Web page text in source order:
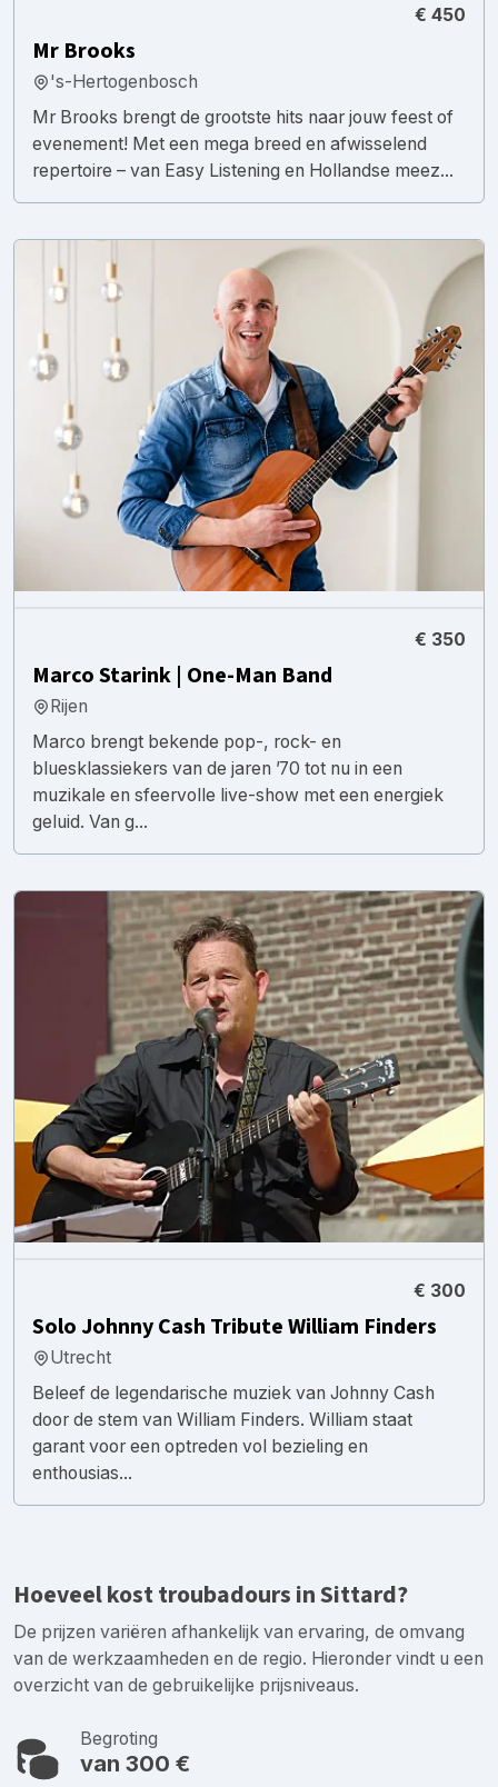
€ 450
Mr Brooks
's-Hertogenbosch
Mr Brooks brengt de grootste hits naar jouw feest of
evenement! Met een mega breed en afwisselend
repertoire – van Easy Listening en Hollandse meez...
€ 350
Marco Starink | One-Man Band
Rijen
Marco brengt bekende pop-, rock- en
bluesklassiekers van de jaren ’70 tot nu in een
muzikale en sfeervolle live-show met een energiek
geluid. Van g...
€ 300
Solo Johnny Cash Tribute William Finders
Utrecht
Beleef de legendarische muziek van Johnny Cash
door de stem van William Finders. William staat
garant voor een optreden vol bezieling en
enthousias...
Hoeveel kost troubadours in Sittard?
De prijzen variëren afhankelijk van ervaring, de omvang
van de werkzaamheden en de regio. Hieronder vindt u een
overzicht van de gebruikelijke prijsniveaus.
Begroting
van 300 €